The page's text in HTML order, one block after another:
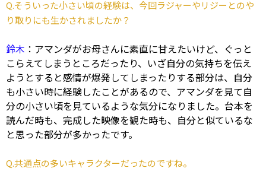
Q.そういった小さい頃の経験は、今回ラジャーやリジーとのや
り取りにも生かされましたか？
鈴木 ：アマンダがお母さんに素直に甘えたいけど、ぐっと
こらえてしまうところだったり、いざ自分の気持ちを伝え
ようとすると感情が爆発してしまったりする部分は、自分
も小さい時に経験したことがあるので、アマンダを見て自
分の小さい頃を見ているような気分になりました。台本を
読んだ時も、完成した映像を観た時も、自分と似ているな
と思った部分が多かったです。
Q.共通点の多いキャラクターだったのですね。